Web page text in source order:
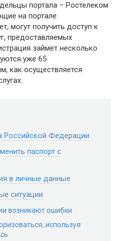
портала – Ростелеком
на портале
могут получить доступ к
предоставляемых
займет несколько
уже 65
как осуществляется
Российской Федерации
паспорт с
в личные данные
ситуации
возникают ошибки
используя